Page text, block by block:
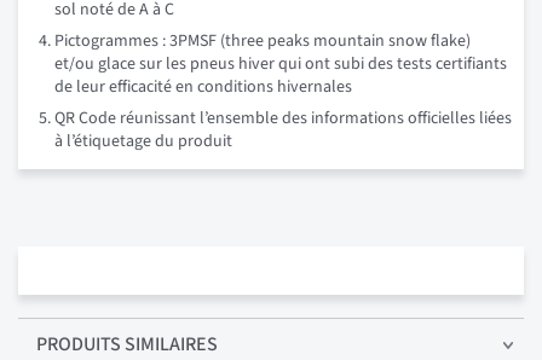
sol noté de A à C
Pictogrammes : 3PMSF (three peaks mountain snow flake)
et/ou glace sur les pneus hiver qui ont subi des tests certifiants
de leur efficacité en conditions hivernales
QR Code réunissant l’ensemble des informations officielles liées
à l’étiquetage du produit
PRODUITS SIMILAIRES